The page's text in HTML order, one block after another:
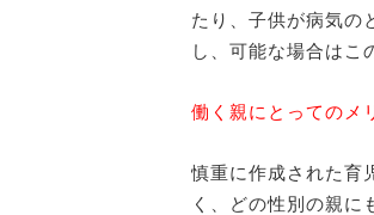
たり、子供が病気の
し、可能な場合はこ
働く親にとってのメ
慎重に作成された育
く、どの性別の親に